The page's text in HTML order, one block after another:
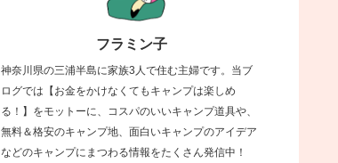
フラミン子
神奈川県の三浦半島に家族3人で住む主婦です。当ブ
ログでは【お金をかけなくてもキャンプは楽しめ
る！】をモットーに、コスパのいいキャンプ道具や、
無料＆格安のキャンプ地、面白いキャンプのアイデア
などのキャンプにまつわる情報をたくさん発信中！